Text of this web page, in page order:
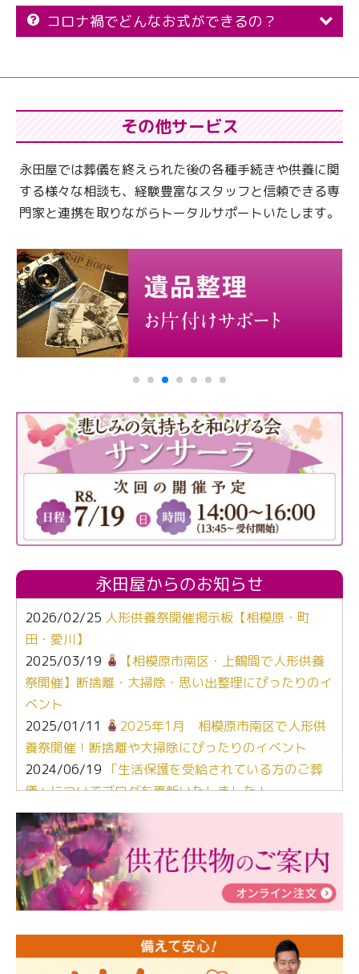
コロナ禍でどんなお式ができるの？
その他サービス
永田屋では葬儀を終えられた後の各種手続きや供養に関
する様々な相談も、 経験豊富なスタッフと信頼できる専
門家と連携を取りながらトータルサポートいたします。
永田屋からのお知らせ
2026/02/25 人形供養祭開催掲示板【相模原・町
田・愛川】
2025/03/19
【相模原市南区・上鶴間で人形供養
祭開催】断捨離・大掃除・思い出整理にぴったりのイ
ベント
2025/01/11
2025年1月 相模原市南区で人形供
養祭開催！断捨離や大掃除にぴったりのイベント
2024/06/19 「生活保護を受給されている方のご葬
儀」についてブログを更新いたしました！
2024/03/06【終活なるほど教室】「マンガで学
ぶ！はじめてのお葬式」小さな家族葬ハウス®町田成
瀬 ご参加ありがとうございました！
2024/01/19令和6年能登半島地震災害の寄付のご報
告
人形供養 寄付のご報告
2023/12/16終活なるほど教室＠小さな家族葬ハウ